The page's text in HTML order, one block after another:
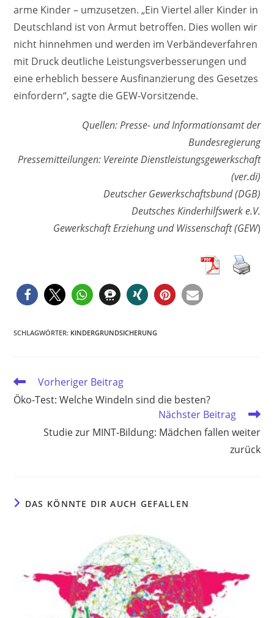
arme Kinder – umzusetzen. „Ein Viertel aller Kinder in
Deutschland ist von Armut betroffen. Dies wollen wir
nicht hinnehmen und werden im Verbändeverfahren
mit Druck deutliche Leistungsverbesserungen und
eine erheblich bessere Ausfinanzierung des Gesetzes
einfordern“, sagte die GEW-Vorsitzende.
Quellen: Presse- und Informationsamt der
Bundesregierung
Pressemitteilungen: Vereinte Dienstleistungsgewerkschaft
(ver.di)
Deutscher Gewerkschaftsbund (DGB)
Deutsches Kinderhilfswerk e.V.
Gewerkschaft Erziehung und Wissenschaft (GEW)
SCHLAGWÖRTER: KINDERGRUNDSICHERUNG
Weitere
Artikel
ansehen
Vorheriger Beitrag
Öko-Test: Welche Windeln sind die besten?
Nächster Beitrag
Studie zur MINT-Bildung: Mädchen fallen weiter
zurück
DAS KÖNNTE DIR AUCH GEFALLEN